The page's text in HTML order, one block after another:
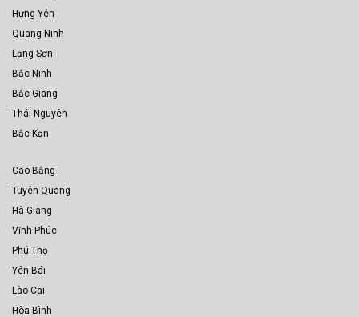
Hưng Yên
Quang Ninh
Lạng Sơn
Bắc Ninh
Bắc Giang
Thái Nguyên
Bắc Kạn
Cao Bằng
Tuyên Quang
Hà Giang
Vĩnh Phúc
Phú Thọ
Yên Bái
Lào Cai
Hòa Bình